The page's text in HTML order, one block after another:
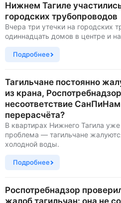
Нижнем Тагиле
городских трубопроводов
Вчера три утечки на городских
одиннадцать домов в центре и
Подробнее
Тагильчане постоянно
из крана,
несоответствие
перерасчёта?
В квартирах Нижнего Тагила
проблема — тагильчане
холодной воды.
Подробнее
Роспотребнадзор
жалоб тагильчан: она не